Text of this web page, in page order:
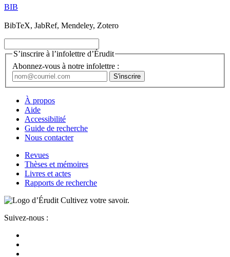
BIB
BibTeX, JabRef, Mendeley, Zotero
S’inscrire à l’infolettre d’Érudit
Abonnez-vous à notre infolettre :
À propos
Aide
Accessibilité
Guide de recherche
Nous contacter
Revues
Thèses et mémoires
Livres et actes
Rapports de recherche
Cultivez votre savoir.
Suivez-nous :